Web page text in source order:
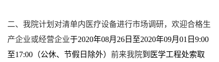
二、我院计划对清单内医疗设备进行市场调研，欢迎合格生
产企业或经营企业于2020年08月 26 日至2020年09月 01 日 9:00
至17:00 （公休、节假日除外） 前来我院到医学工程处索取